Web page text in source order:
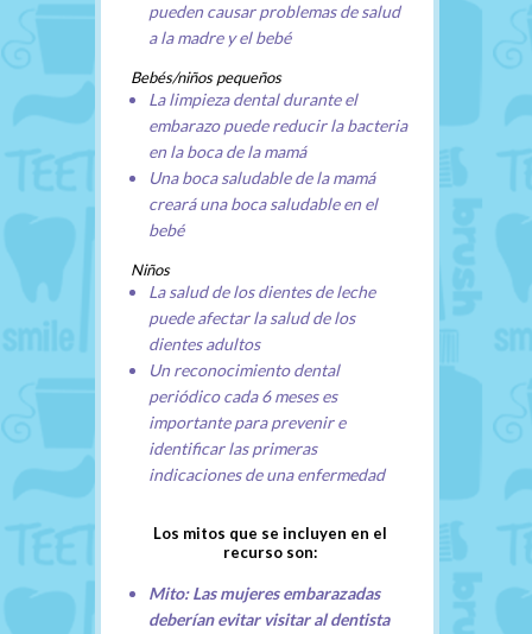
pueden causar problemas de salud
a la madre y el bebé
Bebés/niños pequeños
La limpieza dental durante el
embarazo puede reducir la bacteria
en la boca de la mamá
Una boca saludable de la mamá
creará una boca saludable en el
bebé
Niños
La salud de los dientes de leche
puede afectar la salud de los
dientes adultos
Un reconocimiento dental
periódico cada 6 meses es
importante para prevenir e
identificar las primeras
indicaciones de una enfermedad
Los mitos que se incluyen en el
recurso son:
Mito: Las mujeres embarazadas
deberían evitar visitar al dentista